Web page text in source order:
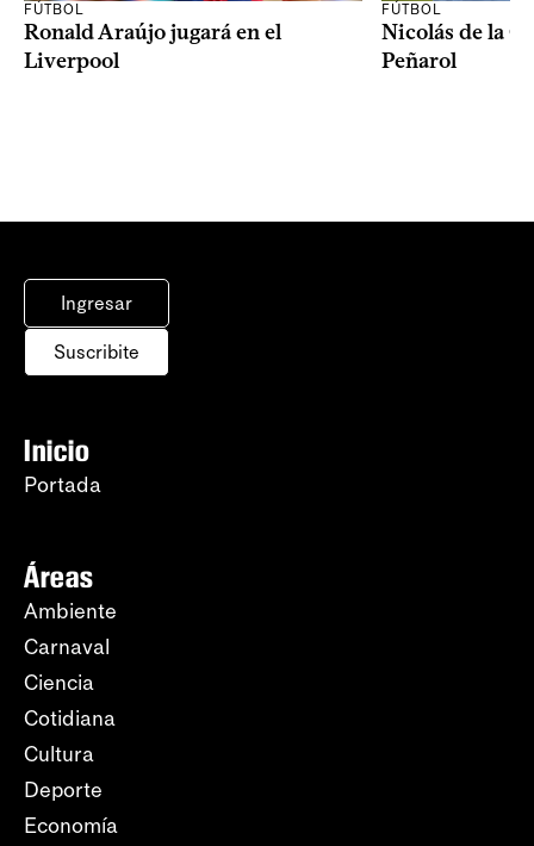
FÚTBOL
Ronald Araújo jugará en el
Liverpool
FÚTBOL
Nicolás de la
Peñarol
Ingresar
Suscribite
Inicio
Portada
Áreas
Ambiente
Carnaval
Ciencia
Cotidiana
Cultura
Deporte
Economía